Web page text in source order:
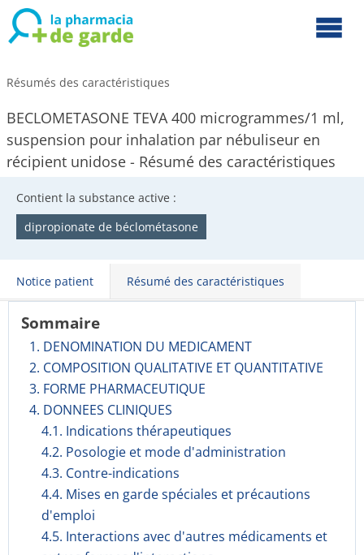
Résumés des caractéristiques
BECLOMETASONE TEVA 400 microgrammes/1 ml,
suspension pour inhalation par nébuliseur en
récipient unidose - Résumé des caractéristiques
Contient la substance active :
dipropionate de béclométasone
Notice patient Résumé des caractéristiques
Sommaire
1. DENOMINATION DU MEDICAMENT
2. COMPOSITION QUALITATIVE ET QUANTITATIVE
3. FORME PHARMACEUTIQUE
4. DONNEES CLINIQUES
4.1. Indications thérapeutiques
4.2. Posologie et mode d'administration
4.3. Contre-indications
4.4. Mises en garde spéciales et précautions
d'emploi
4.5. Interactions avec d'autres médicaments et